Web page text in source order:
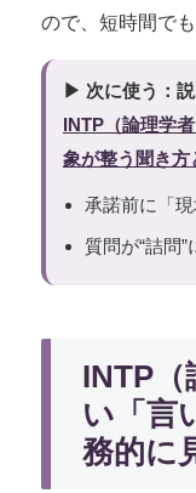
ので、短時間で
▶ 次に使う：
INTP（論理学
象が整う聞き方
承諾前に「
質問が“詰問
INTP（
い「言
務的に